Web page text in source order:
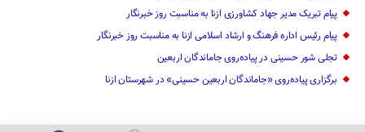
پیام تبریک مدیر جهاد کشاورزی ازنا به مناسبت روز خبرنگار
پیام رئیس اداره فرهنگ و ارشاد اسلامی ازنا به مناسبت روز خبرنگار
تجلی شور حسینی در پیاده‌روی جاماندگان اربعین
برگزاری پیاده‌روی «جاماندگان اربعین حسینی» در شهرستان ازنا